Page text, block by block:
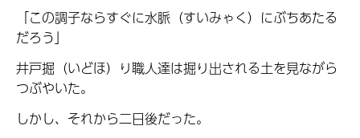
「この調子ならすぐに水脈（すいみゃく）にぶちあたる
だろう」
井戸掘（いどほ）り職人達は掘り出される土を見ながら
つぶやいた。
しかし、それから二日後だった。